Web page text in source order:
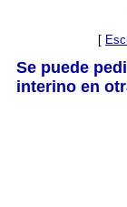
[
Se puede
interino en